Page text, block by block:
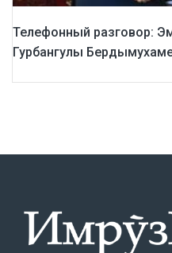
Телефонный разговор:
Гурбангулы